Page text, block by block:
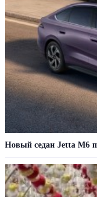
Новый седан Jetta M6